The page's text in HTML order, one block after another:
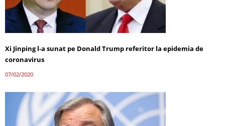
Xi Jinping l-a sunat pe Donald Trump referitor la epidemia de
coronavirus
07/02/2020